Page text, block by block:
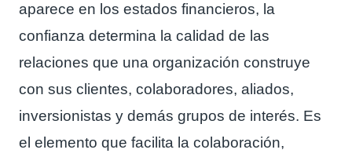
aparece en los estados financieros, la
confianza determina la calidad de las
relaciones que una organización construye
con sus clientes, colaboradores, aliados,
inversionistas y demás grupos de interés. Es
el elemento que facilita la colaboración,